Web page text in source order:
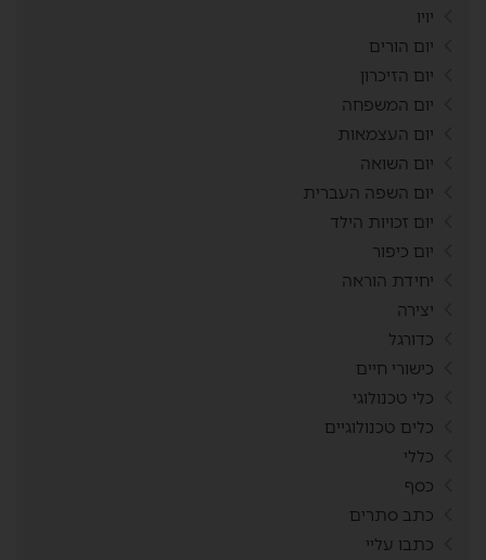
יויו
יום הורים
יום הזיכרון
יום המשפחה
יום העצמאות
יום השואה
יום השפה העברית
יום זכויות הילד
יום כיפור
יחידת הוראה
יצירה
כדורגל
כישורי חיים
כלי טכנולוגי
כלים טכנולוגיים
כללי
כסף
כתב סתרים
כתבו עליי